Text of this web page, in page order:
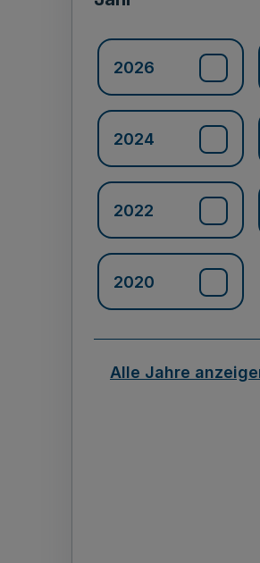
2026
2024
2022
2020
Alle Jahre